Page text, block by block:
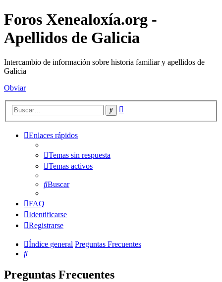
Foros Xenealoxía.org -
Apellidos de Galicia
Intercambio de información sobre historia familiar y apellidos de
Galicia
Obviar
Buscar
Enlaces rápidos
Temas sin respuesta
Temas activos
Buscar
FAQ
Identificarse
Registrarse
Índice general Preguntas Frecuentes
Buscar
Preguntas Frecuentes